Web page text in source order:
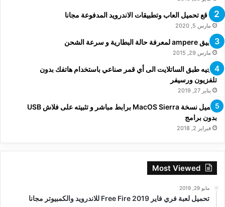
مواقع تحميل العاب وتطبيقات الاندرويد المدفوعة مجانا
مارس 5, 2020
تطبيق ampere لمعرفة حالة البطارية و سرعة الشحن
مارس 29, 2015
توجيه طبق الساتلايت الى أي قمر صناعي باستخدام هاتفك بدون
تلفزيون ورسيفر
يناير 27, 2019
تحميل نسخة MacOS Sierra برابط مباشر و تثبيته على فلاش USB
بدون برامج
فبراير 2, 2018
Most Viewed
مايو 29, 2019
تحميل لعبة فري فاير Free Fire 2019 للاندرويد والكمبيوتر مجانا